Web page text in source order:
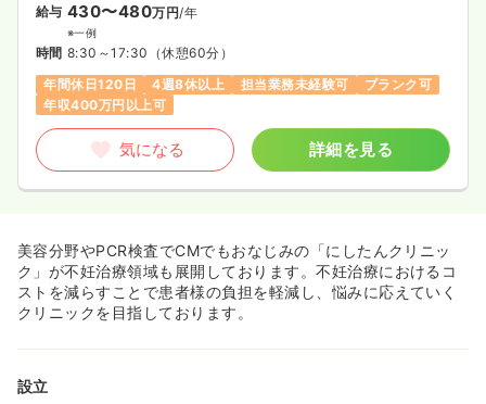
給与 430〜480万円/年
※一例
時間 8:30～17:30 （休憩60分）
年間休日120日
4週8休以上 担当業務未経験可
ブランク可
年収400万円以上可
気になる 詳細を見る
美容分野やPCR検査でCMでもおなじみの「にしたんクリニッ
ク」が不妊治療領域も展開しております。不妊治療におけるコ
ストを減らすことで患者様の負担を軽減し、悩みに応えていく
クリニックを目指しております。
設立